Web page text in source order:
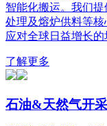
智能化搬运。我们
处理及熔炉供料等
应对全球日益增长的
了解更多
石油&天然气开采